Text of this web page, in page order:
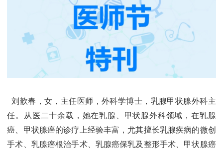
刘歆春，女，主任医师，外科学博士，乳腺甲状腺外科主
任。从医二十余载，她在乳腺、甲状腺外科领域，在乳腺
癌、甲状腺癌的诊疗上经验丰富，尤其擅长乳腺疾病的微创
手术、乳腺癌根治手术、乳腺癌保乳及整形手术、甲状腺癌